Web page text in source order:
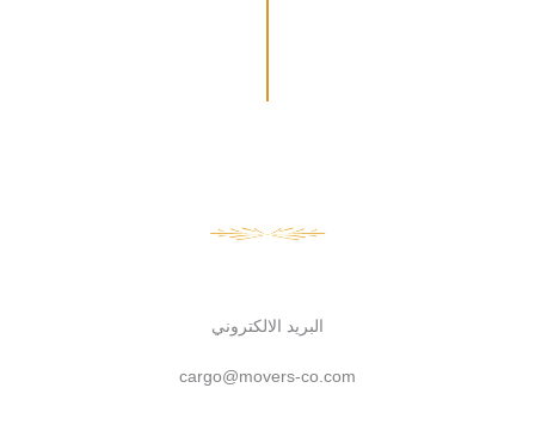
البريد الالكتروني
cargo@movers-co.com